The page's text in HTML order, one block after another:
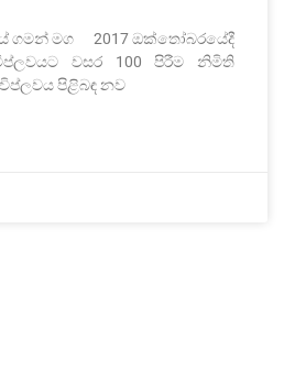
ගමන් මග 2017 ඔක්තෝබරයේදී
වසර 100 පිරීම නිමිති
පිළිබඳ නව